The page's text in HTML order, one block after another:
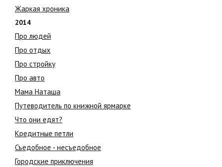
Жаркая хроника
2014
Про людей
Про отдых
Про стройку
Про авто
Мама Наташа
Путеводитель по книжной ярмарке
Что они едят?
Кредитные петли
Съедобное - несъедобное
Городские приключения